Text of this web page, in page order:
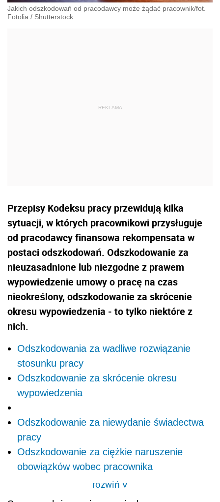
Jakich odszkodowań od pracodawcy może żądać pracownik/fot.
Fotolia / Shutterstock
Przepisy Kodeksu pracy przewidują kilka
sytuacji, w których pracownikowi przysługuje
od pracodawcy finansowa rekompensata w
postaci odszkodowań. Odszkodowanie za
nieuzasadnione lub niezgodne z prawem
wypowiedzenie umowy o pracę na czas
nieokreślony, odszkodowanie za skrócenie
okresu wypowiedzenia - to tylko niektóre z
nich.
Odszkodowania za wadliwe rozwiązanie
stosunku pracy
Odszkodowanie za skrócenie okresu
wypowiedzenia
Odszkodowanie za niewydanie świadectwa
pracy
Odszkodowanie za ciężkie naruszenie
obowiązków wobec pracownika
rozwiń>